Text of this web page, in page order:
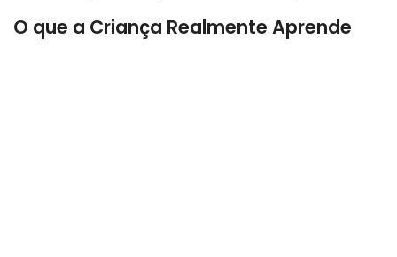
O que a Criança Realmente Aprende